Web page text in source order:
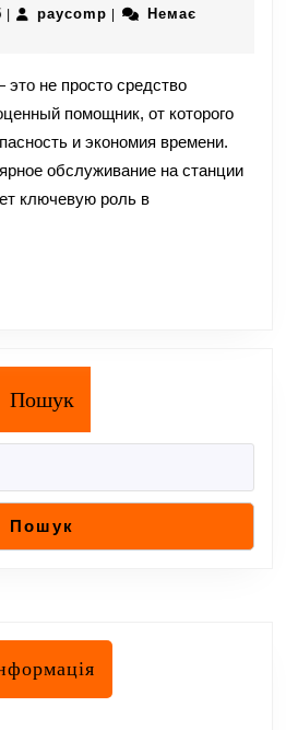
3
paycomp paycomp
Немає
не просто средство
помощник, от которого
и экономия времени.
обслуживание на станции
ключевую роль в
Пошук
Пошук